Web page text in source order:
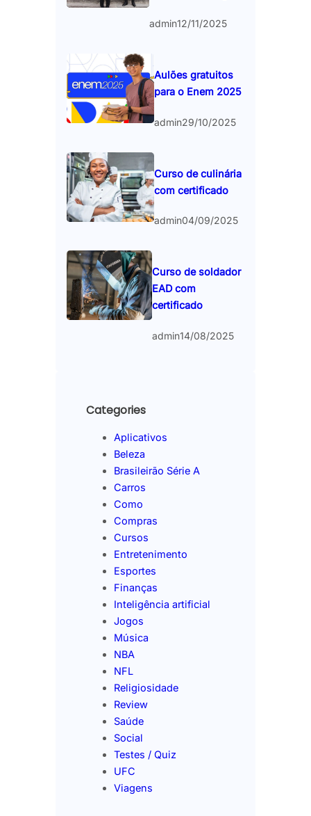
admin12/11/2025
Aulões gratuitos
para o Enem 2025
admin29/10/2025
Curso de culinária
com certificado
admin04/09/2025
Curso de soldador
EAD com
certificado
admin14/08/2025
Categories
Aplicativos
Beleza
Brasileirão Série A
Carros
Como
Compras
Cursos
Entretenimento
Esportes
Finanças
Inteligência artificial
Jogos
Música
NBA
NFL
Religiosidade
Review
Saúde
Social
Testes / Quiz
UFC
Viagens